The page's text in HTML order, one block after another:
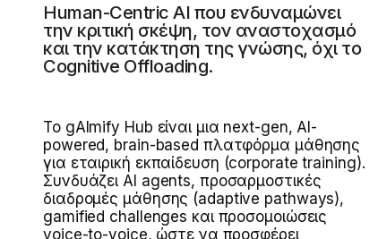
Human-Centric AI που ενδυναμώνει
την κριτική σκέψη, τον αναστοχασμό
και την κατάκτηση της γνώσης, όχι τo
Cognitive Offloading.
Το gAImify Hub είναι μια next-gen, AI-
powered, brain-based πλατφόρμα μάθησης
για εταιρική εκπαίδευση (corporate training).
Συνδυάζει AI agents, προσαρμοστικές
διαδρομές μάθησης (adaptive pathways),
gamified challenges και προσομοιώσεις
voice-to-voice, ώστε να προσφέρει